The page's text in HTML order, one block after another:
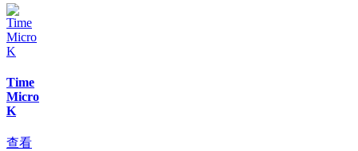
Time
Micro
K
查看